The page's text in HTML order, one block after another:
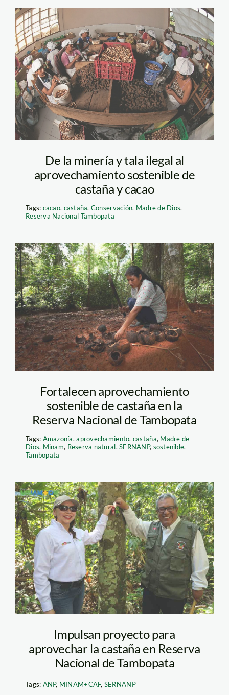
1 ASCART-WALTER
WUST
De la minería y tala ilegal al
aprovechamiento sostenible de
castaña y cacao
Tags: cacao, castaña, Conservación, Madre de Dios,
Reserva Nacional Tambopata
Fortalecen aprovechamiento
sostenible de castaña en la
Reserva Nacional de Tambopata
Tags: Amazonía,aprovechamiento, castaña, Madre de
Dios, Minam, Reserva natural,SERNANP, sostenible,
Tambopata
MinamCaf
Impulsan proyecto para
aprovechar la castaña en Reserva
Nacional de Tambopata
Tags: ANP, MINAM+CAF, SERNANP